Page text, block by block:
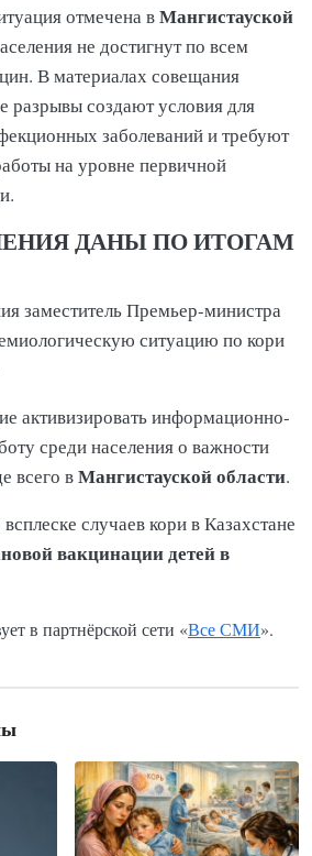
отмечена вМангистауской
не достигнут по всем
В материалах совещания
разрывы создают условия для
заболеваний и требуют
на уровне первичной
ДАНЫ ПО ИТОГАМ
заместитель Премьер-министра
ситуацию по кори
активизировать информационно-
среди населения о важности
всего вМангистауской области.
всплеске случаев кори в Казахстане
вакцинации детей в
в партнёрской сети «Все СМИ».